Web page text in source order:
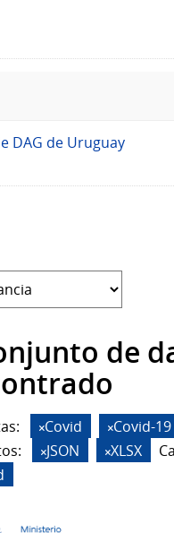
DAG de Uruguay
de
Covid Covid-19
JSON XLSX